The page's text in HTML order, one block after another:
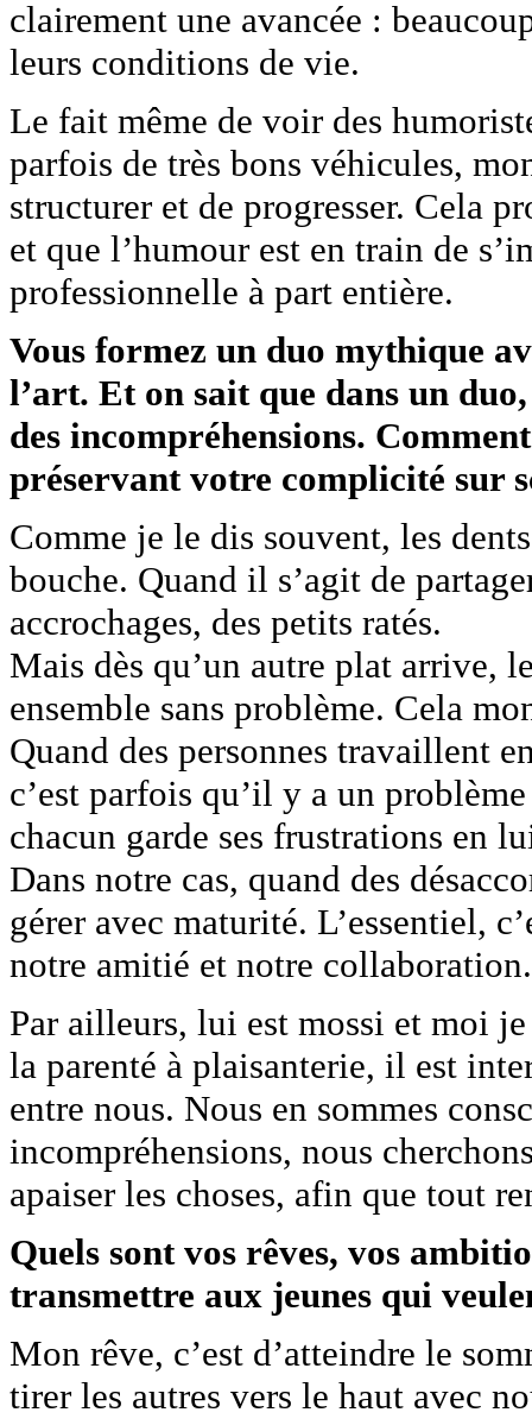
clairement une avancée :
leurs conditions de vie.
Le fait même de voir des
parfois de très bons véhicules,
structurer et de progresser. Cela
et que l’humour est en train de
professionnelle à part entière.
Vous formez un duo mythique
l’art. Et on sait que dans un
des incompréhensions.
préservant votre complicité sur
Comme je le dis souvent, les
bouche. Quand il s’agit de
accrochages, des petits ratés.
Mais dès qu’un autre plat arrive,
ensemble sans problème. Cela
Quand des personnes travaillent
c’est parfois qu’il y a un
chacun garde ses frustrations en
Dans notre cas, quand des
gérer avec maturité. L’essentiel,
notre amitié et notre collaboration.
Par ailleurs, lui est mossi et moi
la parenté à plaisanterie, il est
entre nous. Nous en sommes
incompréhensions, nous
apaiser les choses, afin que tout
Quels sont vos rêves, vos
transmettre aux jeunes qui
Mon rêve, c’est d’atteindre le
tirer les autres vers le haut avec